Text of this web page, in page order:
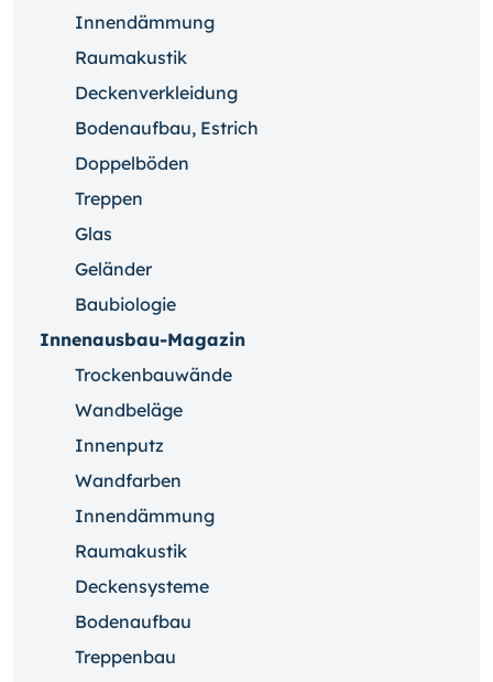
Innendämmung
Raumakustik
Deckenverkleidung
Bodenaufbau, Estrich
Doppelböden
Treppen
Glas
Geländer
Baubiologie
Innenausbau-Magazin
Trockenbauwände
Wandbeläge
Innenputz
Wandfarben
Innendämmung
Raumakustik
Deckensysteme
Bodenaufbau
Treppenbau